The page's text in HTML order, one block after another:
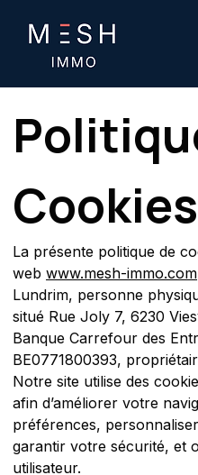
Cookies
La présente politique de
web www.mesh-immo.com
Lundrim, personne
situé Rue Joly 7, 6230
Banque Carrefour des
BE0771800393,
Notre site utilise des
afin d’améliorer votre
préférences,
garantir votre sécurité, et
utilisateur.